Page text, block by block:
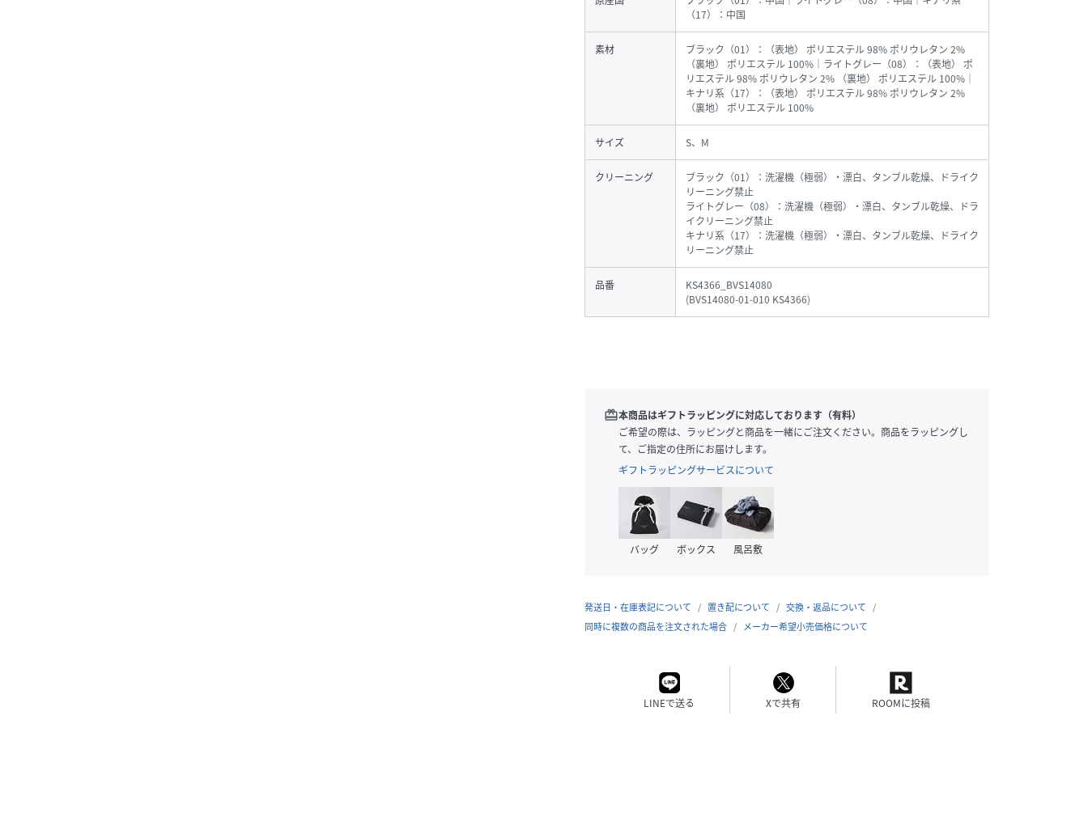
（17）：中国
素材
ブラック（01）：（表地） ポリエステル 98% ポリウレタン 2%
（裏地） ポリエステル 100%｜ライトグレー（08）：（表地） ポ
リエステル 98% ポリウレタン 2% （裏地） ポリエステル 100%｜
キナリ系（17）：（表地） ポリエステル 98% ポリウレタン 2%
（裏地） ポリエステル 100%
サイズ S、M
クリーニング
ブラック（01）：洗濯機（極弱）・漂白、タンブル乾燥、ドライク
リーニング禁止
ライトグレー（08）：洗濯機（極弱）・漂白、タンブル乾燥、ドラ
イクリーニング禁止
キナリ系（17）：洗濯機（極弱）・漂白、タンブル乾燥、ドライク
リーニング禁止
品番
KS4366_BVS14080
(BVS14080-01-010 KS4366)
redeem本商品はギフトラッピングに対応しております（有料）
ご希望の際は、ラッピングと商品を一緒にご注文ください。商品をラッピングし
て、ご指定の住所にお届けします。
ギフトラッピングサービスについて
バッグ ボックス 風呂敷
発送日・在庫表記について 置き配について
交換・返品について
同時に複数の商品を注文された場合
メーカー希望小売価格について
LINEで送る Xで共有 ROOMに投稿